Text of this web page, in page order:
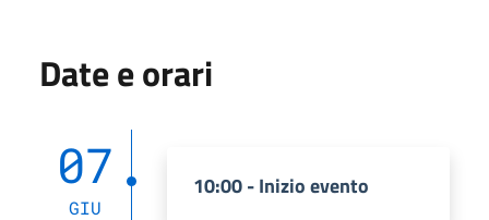
Date e orari
07
GIU
10:00 - Inizio evento